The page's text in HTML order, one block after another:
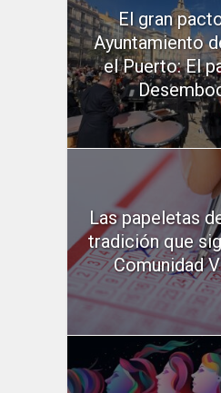
El gran
Ayuntamiento
el Puerto: El
Las papeletas
tradición que
Comunidad